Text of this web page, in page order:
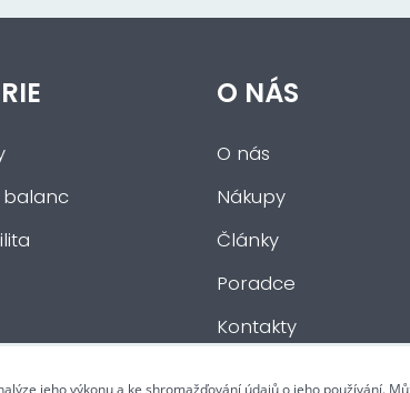
balanc
O NÁS
O nás
Nákupy
Články
Poradce
Kontakty
jeho výkonu a ke shromažďování údajů o jeho používání.